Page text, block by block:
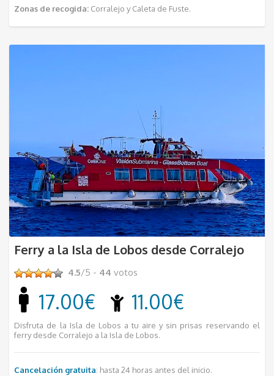
Zonas de recogida: Corralejo y Caleta de Fuste.
Ferry a la Isla de Lobos desde Corralejo
4.5/5 - 44 votos
17.00€ 11.00€
Disfruta de la Isla de Lobos a tu aire y sin prisas reservando el
ferry desde Corralejo a la Isla de Lobos.
Cancelación gratuita: hasta 24 horas antes del inicio.